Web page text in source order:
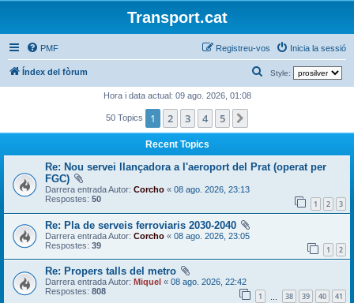
Transport.cat
PMF Inicia la sessió
Registreu-vos
Índex del fòrum Style:
e
Hora i data actual: 09 ago. 2026, 01:08
50 Topics 1 2 3 4 5
Recent Topics
Re: Nou servei llançadora a l'aeroport del Prat (operat per
FGC)
Darrera entrada Autor: Corcho « 08 ago. 2026, 23:13
Respostes: 50 1 2 3
Re: Pla de serveis ferroviaris 2030-2040
Darrera entrada Autor: Corcho « 08 ago. 2026, 23:05
Respostes: 39 1 2
Re: Propers talls del metro
Darrera entrada Autor: Miquel « 08 ago. 2026, 22:42
Respostes: 808 1 38 39 40 41